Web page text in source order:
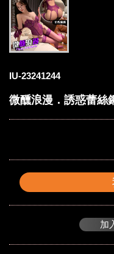
IU-23241244
微醺浪漫．誘惑蕾絲
加